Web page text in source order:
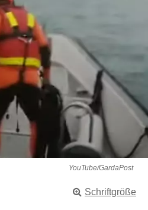
YouTube/GardaPost
Schriftgröße